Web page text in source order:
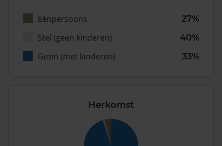
Eénpersoons
27%
Stel (geen kinderen)
40%
Gezin (met kinderen)
33%
Herkomst